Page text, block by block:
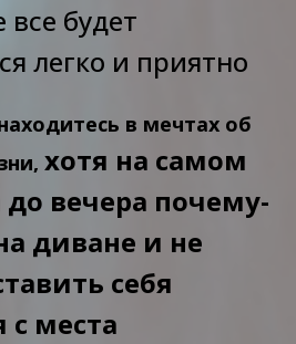
все будет
легко и приятно
в мечтах об
хотя на самом
до вечера почему-
диване и не
себя
с места